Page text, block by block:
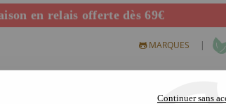
en relais offerte dès 69€
MARQUES |
Continuer sans